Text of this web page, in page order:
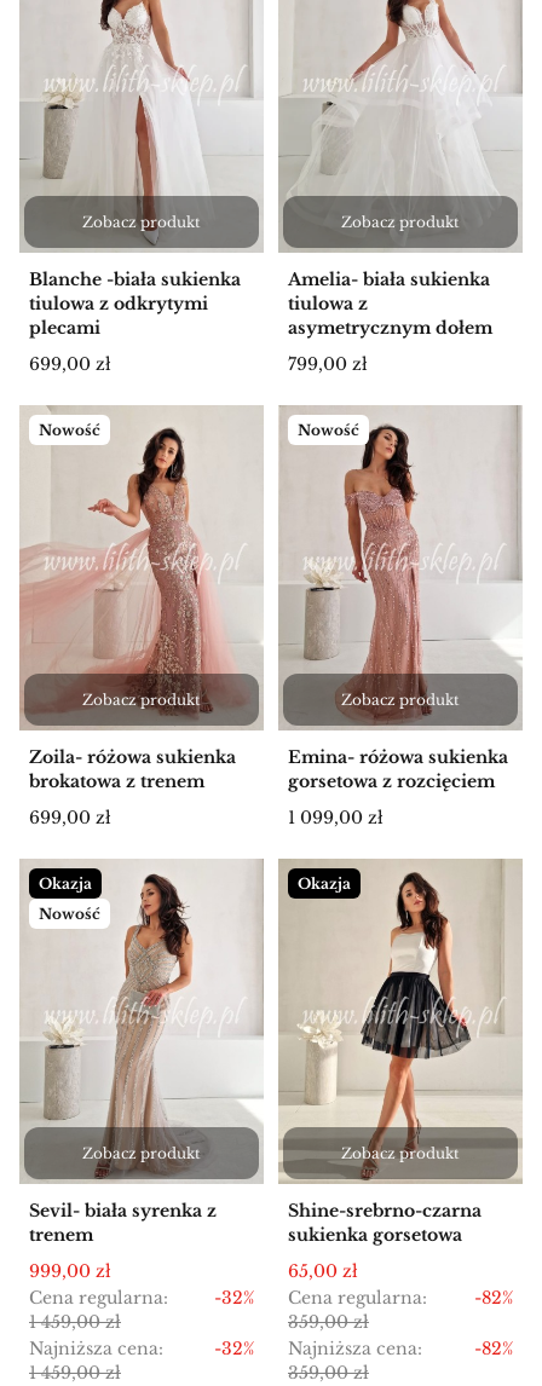
Zobacz produkt
Blanche -biała sukienka
tiulowa z odkrytymi
plecami
Cena
699,00 zł
Zobacz produkt
Amelia- biała sukienka
tiulowa z
asymetrycznym dołem
Cena
799,00 zł
Nowość
Zobacz produkt
Zoila- różowa sukienka
brokatowa z trenem
Cena
699,00 zł
Nowość
Zobacz produkt
Emina- różowa sukienka
gorsetowa z rozcięciem
Cena
1 099,00 zł
Okazja
Nowość
Zobacz produkt
Sevil- biała syrenka z
trenem
Cena promocyjna
999,00 zł
Cena regularna:
1 459,00 zł
-32%
Najniższa cena:
1 459,00 zł
-32%
Okazja
Zobacz produkt
Shine-srebrno-czarna
sukienka gorsetowa
Cena promocyjna
65,00 zł
Cena regularna:
359,00 zł
-82%
Najniższa cena:
359,00 zł
-82%